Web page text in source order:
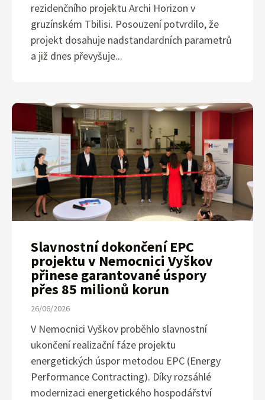
rezidenčního projektu Archi Horizon v
gruzínském Tbilisi. Posouzení potvrdilo, že
projekt dosahuje nadstandardních parametrů
a již dnes převyšuje...
Slavnostní dokončení EPC
projektu v Nemocnici Vyškov
přinese garantované úspory
přes 85 milionů korun
26/06/2026
V Nemocnici Vyškov proběhlo slavnostní
ukončení realizační fáze projektu
energetických úspor metodou EPC (Energy
Performance Contracting). Díky rozsáhlé
modernizaci energetického hospodářství